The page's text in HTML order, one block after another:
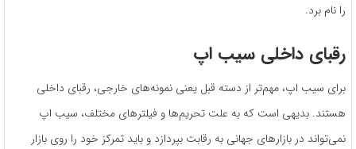
را نام برد.
رقبای داخلی سیب اپ
برای سیب اپ، مهم‌تر از دسته قبل یعنی نمونه‌های خارجی، رقبای داخلی
هستند. بدیهی است که به علت تحریم‌ها و فیلترهای مختلف، سیب اپ
نمی‌تواند در بازارهای جهانی به رقابت بپردازد و باید تمرکز خود را روی بازار